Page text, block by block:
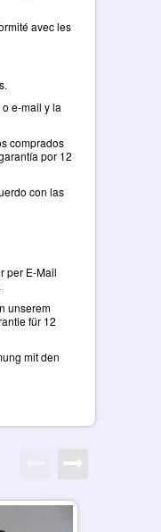
avec les
e-mail y la
comprados
por 12
con las
per E-Mail
unserem
für 12
mit den